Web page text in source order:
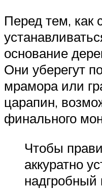
Перед тем, как
основание
Они уберегут
мрамора или
царапин,
финального
Чтобы
аккуратно
надгробный